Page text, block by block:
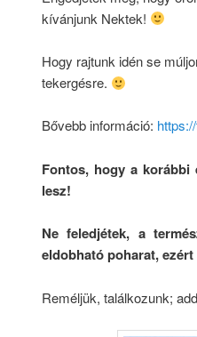
kívánjunk Nektek!
Hogy rajtunk idén se
tekergésre.
Bővebb információ:
Fontos, hogy a korábbi
lesz!
Ne feledjétek, a
eldobható poharat,
Reméljük, találkozunk;